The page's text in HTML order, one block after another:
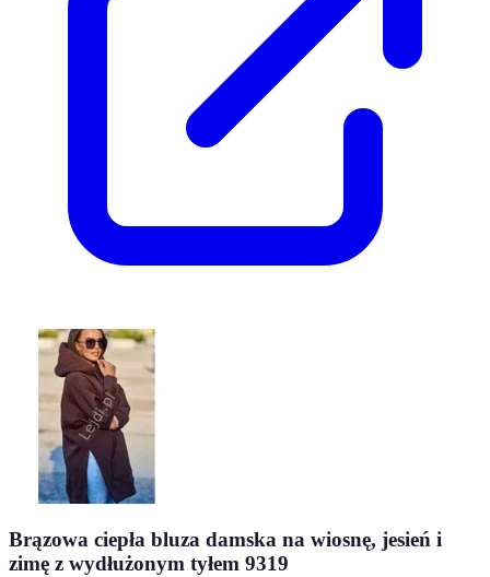
Brązowa ciepła bluza damska na wiosnę, jesień i
zimę z wydłużonym tyłem 9319